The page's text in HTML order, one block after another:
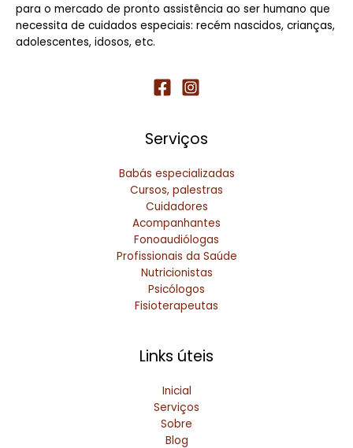
para o mercado de pronto assistência ao ser humano que
necessita de cuidados especiais: recém nascidos, crianças,
adolescentes, idosos, etc.
Serviços
Babás especializadas
Cursos, palestras
Cuidadores
Acompanhantes
Fonoaudiólogas
Profissionais da Saúde
Nutricionistas
Psicólogos
Fisioterapeutas
Links úteis
Inicial
Serviços
Sobre
Blog